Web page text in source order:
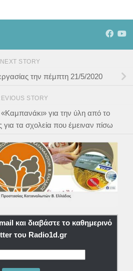
NEXT STORY
την πέμπτη 21/5/2020
STORY
για την ύλη από το
για τα σχολεία που έμειναν πίσω
και διαβάστε το καθημερινό
του Radio1d.gr